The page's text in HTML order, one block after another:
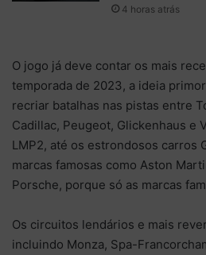
4 horas atrás
O jogo já deve contar os mais
temporada de 2023, a ideia
recriar batalhas nas pistas entre
Cadillac, Peugeot, Glickenhaus e
LMP2, até os estrondosos carros
marcas famosas como Aston
Porsche, porque só as marcas
Os circuitos lendários e mais
incluindo Monza, Spa-